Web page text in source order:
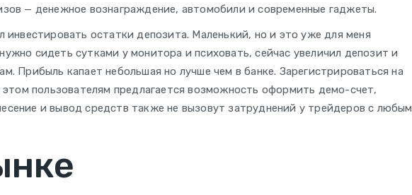
— денежное вознаграждение, автомобили и современные гаджеты.
инвестировать остатки депозита. Маленький, но и это уже для меня
сидеть сутками у монитора и психовать, сейчас увеличил депозит и
Прибыль капает небольшая но лучше чем в банке. Зарегистрироваться на
пользователям предлагается возможность оформить демо-счет,
и вывод средств также не вызовут затруднений у трейдеров с любым